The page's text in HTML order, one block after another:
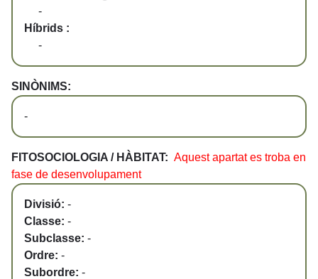
-
Híbrids :
-
SINÒNIMS:
-
FITOSOCIOLOGIA / HÀBITAT: Aquest apartat es troba en
fase de desenvolupament
Divisió: -
Classe: -
Subclasse: -
Ordre: -
Subordre: -